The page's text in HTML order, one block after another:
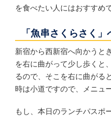
を食べたい人にはおすすめ
「魚串さくらさく
新宿から西新宿へ向かうと
を右に曲がって少し歩くと
るので、そこを右に曲がる
時は小道ですので、メニュ
もし、本日のランチパスポ